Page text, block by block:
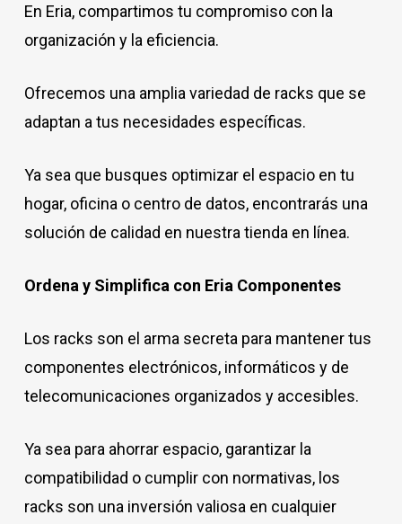
En Eria, compartimos tu compromiso con la
organización y la eficiencia.
Ofrecemos una amplia variedad de racks que se
adaptan a tus necesidades específicas.
Ya sea que busques optimizar el espacio en tu
hogar, oficina o centro de datos, encontrarás una
solución de calidad en nuestra tienda en línea.
Ordena y Simplifica con Eria Componentes
Los racks son el arma secreta para mantener tus
componentes electrónicos, informáticos y de
telecomunicaciones organizados y accesibles.
Ya sea para ahorrar espacio, garantizar la
compatibilidad o cumplir con normativas, los
racks son una inversión valiosa en cualquier